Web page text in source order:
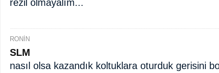
rezil olmayalım...
RONİN
SLM
nasıl olsa kazandık koltuklara oturduk gerisini